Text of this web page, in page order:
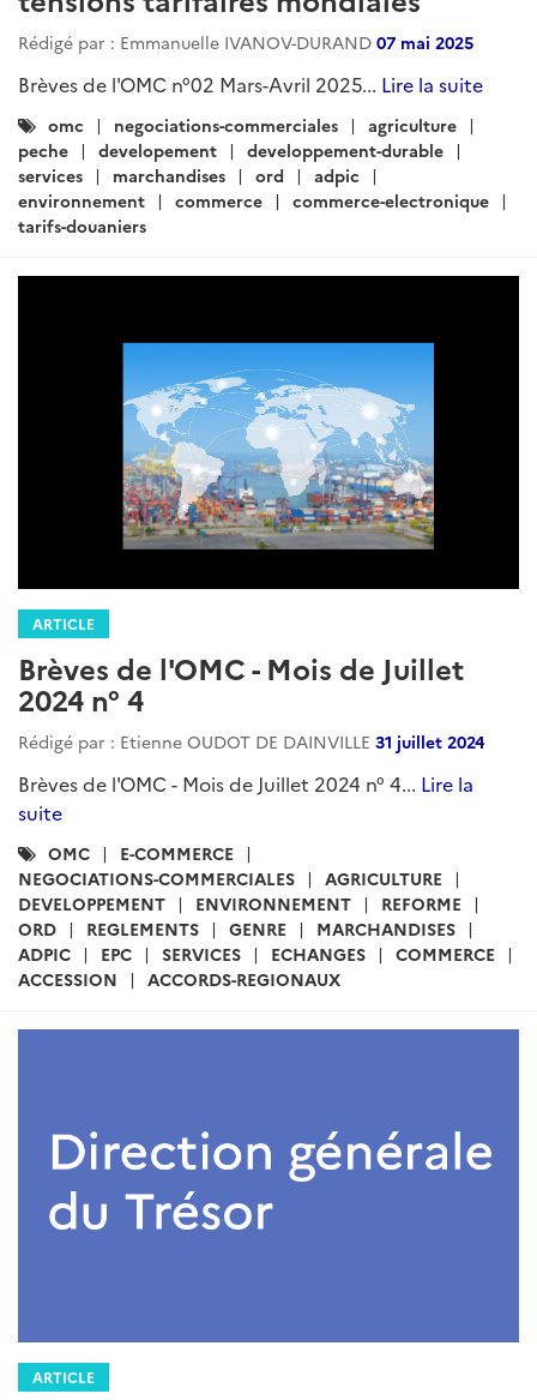
Rédigé par : Emmanuelle IVANOV-DURAND 07 mai 2025
Brèves de l'OMC n°02 Mars-Avril 2025... Lire la suite
Catégories
:
omc negociations-commerciales
agriculture
peche
developement
developpement-durable
services
marchandises ord
adpic
environnement
commerce
commerce-electronique
tarifs-douaniers
ARTICLE
Brèves de l'OMC - Mois de Juillet
2024 n° 4
Rédigé par : Etienne OUDOT DE DAINVILLE 31 juillet 2024
Brèves de l'OMC - Mois de Juillet 2024 n° 4... Lire la
suite
Catégories
:
OMC
E-COMMERCE
NEGOCIATIONS-COMMERCIALES
AGRICULTURE
DEVELOPPEMENT
ENVIRONNEMENT
REFORME
ORD
REGLEMENTS GENRE
MARCHANDISES
ADPIC
EPC SERVICES ECHANGES
COMMERCE
ACCESSION
ACCORDS-REGIONAUX
ARTICLE